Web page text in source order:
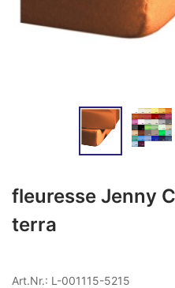
fleuresse Jenny
terra
Art.Nr.: L-001115-5215